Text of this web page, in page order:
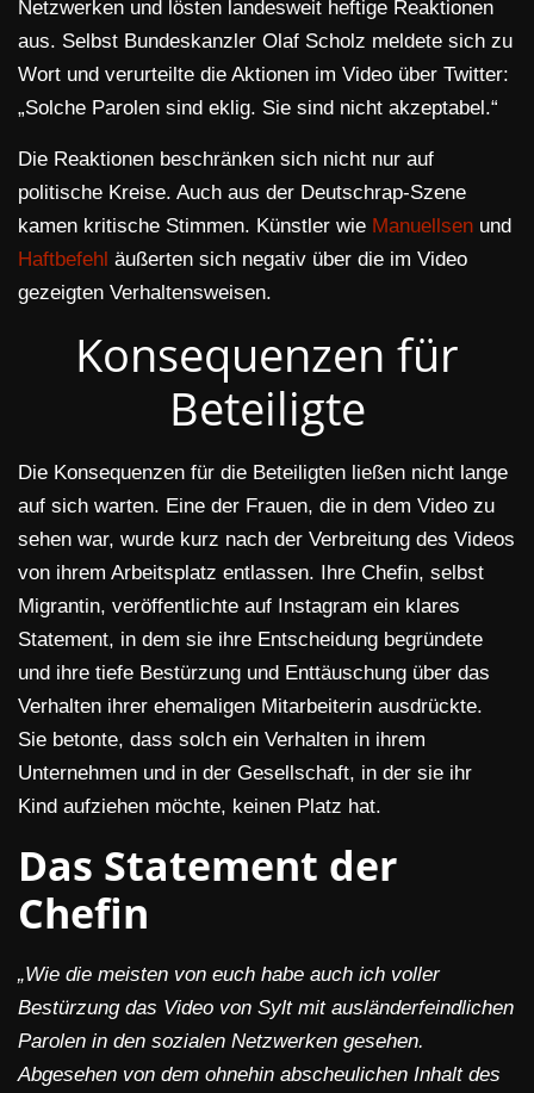
Netzwerken und lösten landesweit heftige Reaktionen
aus. Selbst Bundeskanzler Olaf Scholz meldete sich zu
Wort und verurteilte die Aktionen im Video über Twitter:
„Solche Parolen sind eklig. Sie sind nicht akzeptabel.“
Die Reaktionen beschränken sich nicht nur auf
politische Kreise. Auch aus der Deutschrap-Szene
kamen kritische Stimmen. Künstler wie Manuellsen und
Haftbefehl äußerten sich negativ über die im Video
gezeigten Verhaltensweisen.
Konsequenzen für
Beteiligte
Die Konsequenzen für die Beteiligten ließen nicht lange
auf sich warten. Eine der Frauen, die in dem Video zu
sehen war, wurde kurz nach der Verbreitung des Videos
von ihrem Arbeitsplatz entlassen. Ihre Chefin, selbst
Migrantin, veröffentlichte auf Instagram ein klares
Statement, in dem sie ihre Entscheidung begründete
und ihre tiefe Bestürzung und Enttäuschung über das
Verhalten ihrer ehemaligen Mitarbeiterin ausdrückte.
Sie betonte, dass solch ein Verhalten in ihrem
Unternehmen und in der Gesellschaft, in der sie ihr
Kind aufziehen möchte, keinen Platz hat.
Das Statement der
Chefin
„Wie die meisten von euch habe auch ich voller
Bestürzung das Video von Sylt mit ausländerfeindlichen
Parolen in den sozialen Netzwerken gesehen.
Abgesehen von dem ohnehin abscheulichen Inhalt des